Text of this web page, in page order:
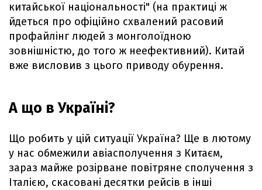
китайської національності" (на практиці ж
йдеться про офіційно схвалений расовий
профайлінг людей з монголоїдною
зовнішністю, до того ж неефективний). Китай
вже висловив з цього приводу обурення.
А що в Україні?
Що робить у цій ситуації Україна? Ще в лютому
у нас обмежили авіасполучення з Китаєм,
зараз майже розірване повітряне сполучення з
Італією, скасовані десятки рейсів в інші